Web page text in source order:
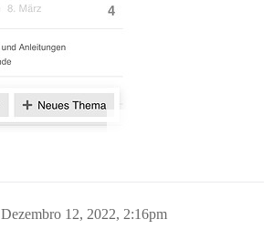
Dezembro 12, 2022, 2:16pm